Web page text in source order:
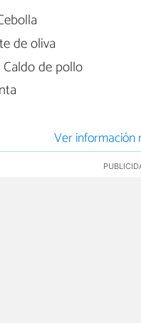
de oliva
de pollo
Ver información